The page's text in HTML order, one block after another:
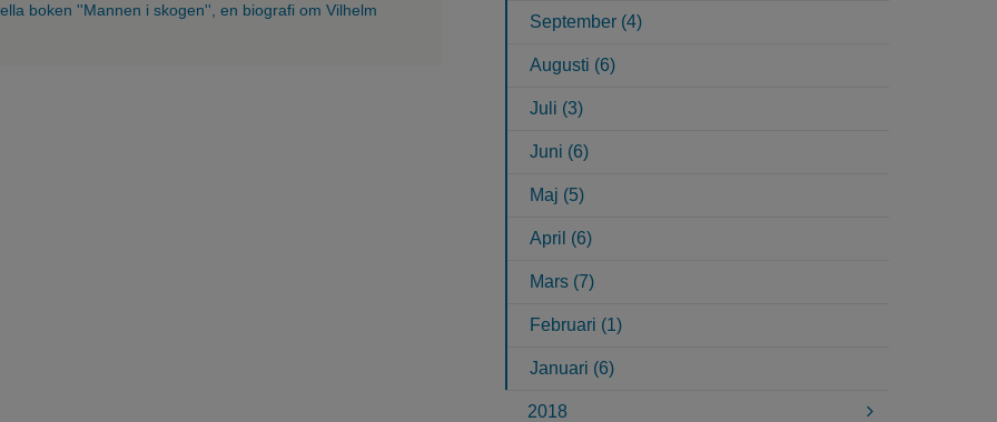
boken ''Mannen i skogen'', en biografi om Vilhelm
September (4)
Augusti (6)
Juli (3)
Juni (6)
Maj (5)
April (6)
Mars (7)
Februari (1)
Januari (6)
2018